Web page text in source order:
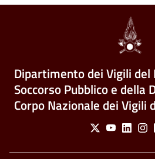
Dipartimento dei Vigili del
Soccorso Pubblico e della
Corpo Nazionale dei Vigili
Social
X YoutubeLinkedin